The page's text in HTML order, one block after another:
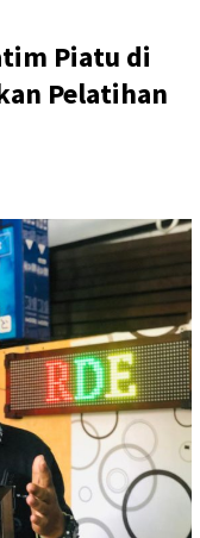
Piatu di
Pelatihan